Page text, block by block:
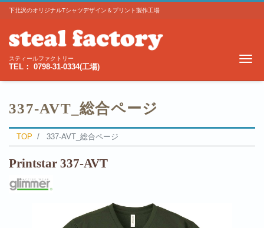
下北沢のオリジナルTシャツデザイン＆プリント製作工場
スティールファクトリー
TEL： 0798-31-0334(工場)
337-AVT_総合ページ
TOP 337-AVT_総合ページ
Printstar 337-AVT